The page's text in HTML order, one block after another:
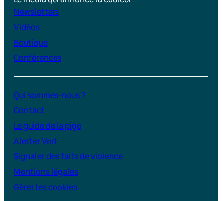
Newsletters
Vidéos
Boutique
Conférences
Qui sommes-nous ?
Contact
Le guide de la pige
Alerter Vert
Signaler des faits de violence
Mentions légales
Gérer les cookies